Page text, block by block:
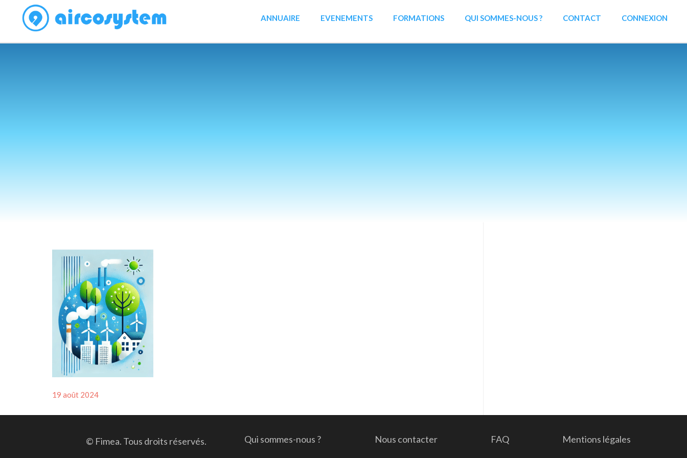
ANNUAIRE EVENEMENTS FORMATIONS QUI SOMMES-NOUS ? CONTACT CONNEXION
Posted
19 août 2024
© Fimea. Tous droits réservés. Qui sommes-nous ? Nous contacter FAQ Mentions légales